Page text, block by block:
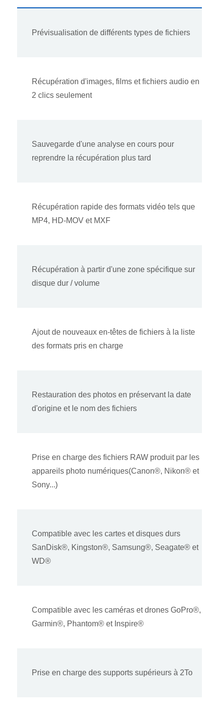
Prévisualisation de différents types de fichiers
Récupération d'images, films et fichiers audio en
2 clics seulement
Sauvegarde d'une analyse en cours pour
reprendre la récupération plus tard
Récupération rapide des formats vidéo tels que
MP4, HD-MOV et MXF
Récupération à partir d'une zone spécifique sur
disque dur / volume
Ajout de nouveaux en-têtes de fichiers à la liste
des formats pris en charge
Restauration des photos en préservant la date
d'origine et le nom des fichiers
Prise en charge des fichiers RAW produit par les
appareils photo numériques(Canon®, Nikon® et
Sony...)
Compatible avec les cartes et disques durs
SanDisk®, Kingston®, Samsung®, Seagate® et
WD®
Compatible avec les caméras et drones GoPro®,
Garmin®, Phantom® et Inspire®
Prise en charge des supports supérieurs à 2To